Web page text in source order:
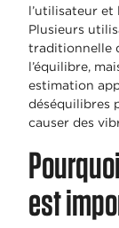
l’utilisateur et
Plusieurs
traditionnelle
l’équilibre,
estimation
déséquilibres
causer des
est